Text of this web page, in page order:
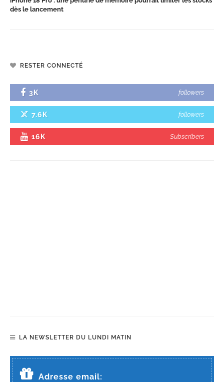
dès le lancement
RESTER CONNECTÉ
3K followers
7.6K followers
16K Subscribers
LA NEWSLETTER DU LUNDI MATIN
Adresse email: